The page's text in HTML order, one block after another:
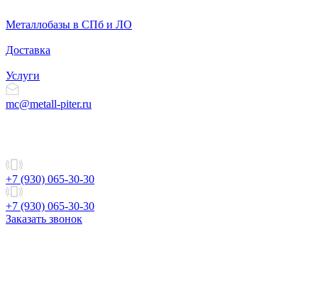
Металлобазы в СПб и ЛО
Доставка
Услуги
mc@metall-piter.ru
+7 (930) 065-30-30
+7 (930) 065-30-30
Заказать звонок